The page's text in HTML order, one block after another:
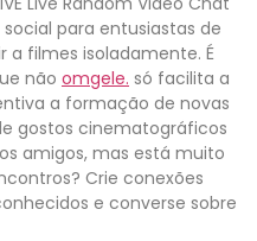
para entusiastas de
a filmes isoladamente. É
não omgele. só facilita a
a formação de novas
gostos cinematográficos
amigos, mas está muito
Crie conexões
e converse sobre